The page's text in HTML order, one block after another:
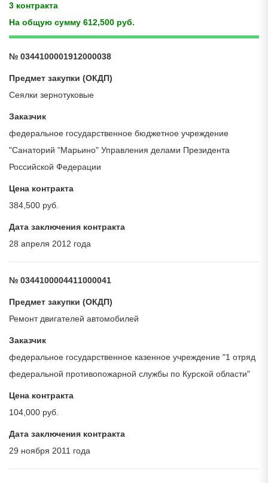
3 контракта
На общую сумму 612,500 руб.
№ 0344100001912000038
Предмет закупки (ОКДП)
Сеялки зернотуковые
Заказчик
федеральное государственное бюджетное учреждение
"Санаторий "Марьино" Управления делами Президента
Российской Федерации
Цена контракта
384,500 руб.
Дата заключения контракта
28 апреля 2012 года
№ 0344100004411000041
Предмет закупки (ОКДП)
Ремонт двигателей автомобилей
Заказчик
федеральное государственное казенное учреждение "1 отряд
федеральной противопожарной службы по Курской области"
Цена контракта
104,000 руб.
Дата заключения контракта
29 ноября 2011 года